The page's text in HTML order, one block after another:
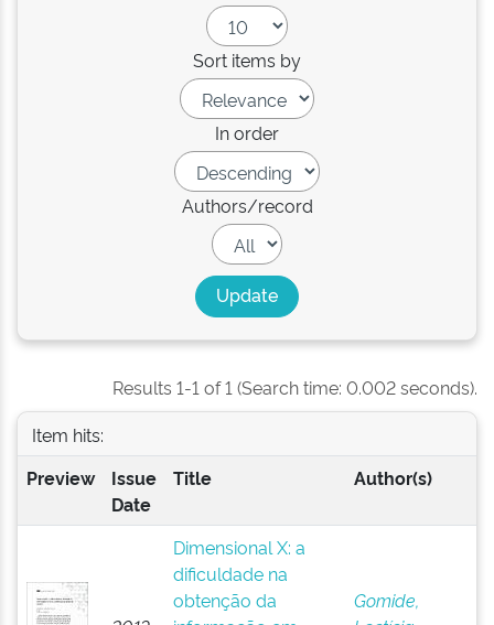
Sort items by
In order
Authors/record
Results 1-1 of 1 (Search time: 0.002 seconds).
Item hits:
Preview
Issue
Date
Title Author(s)
Dimensional X: a
dificuldade na
obtenção da
Gomide,